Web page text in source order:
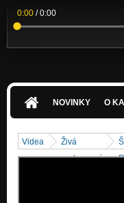
0:00 /0:00
NOVINKY O
Videa
Živá
vystoupení